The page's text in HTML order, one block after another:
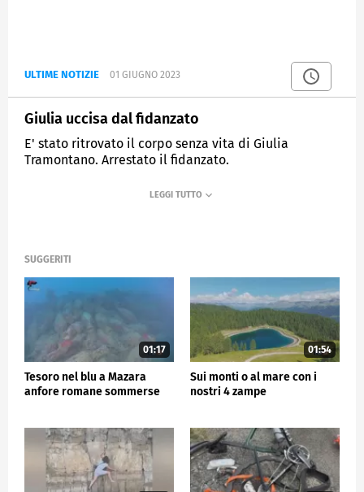
ULTIME NOTIZIE 01 GIUGNO 2023
Giulia uccisa dal fidanzato
E' stato ritrovato il corpo senza vita di Giulia
Tramontano. Arrestato il fidanzato.
SUGGERITI
01:17
Tesoro nel blu a Mazara
anfore romane sommerse
01:54
Sui monti o al mare con i
nostri 4 zampe